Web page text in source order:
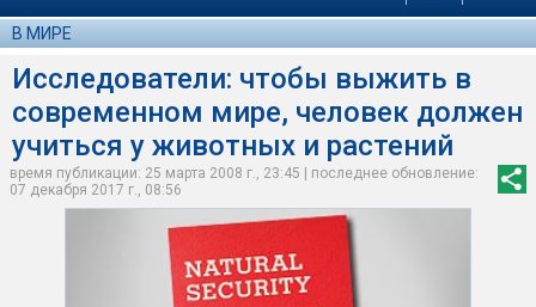
В МИРЕ
Исследователи: чтобы выжить в
современном мире, человек должен
учиться у животных и растений
время публикации: 25 марта 2008 г., 23:45 | последнее обновление:
07 декабря 2017 г., 08:56